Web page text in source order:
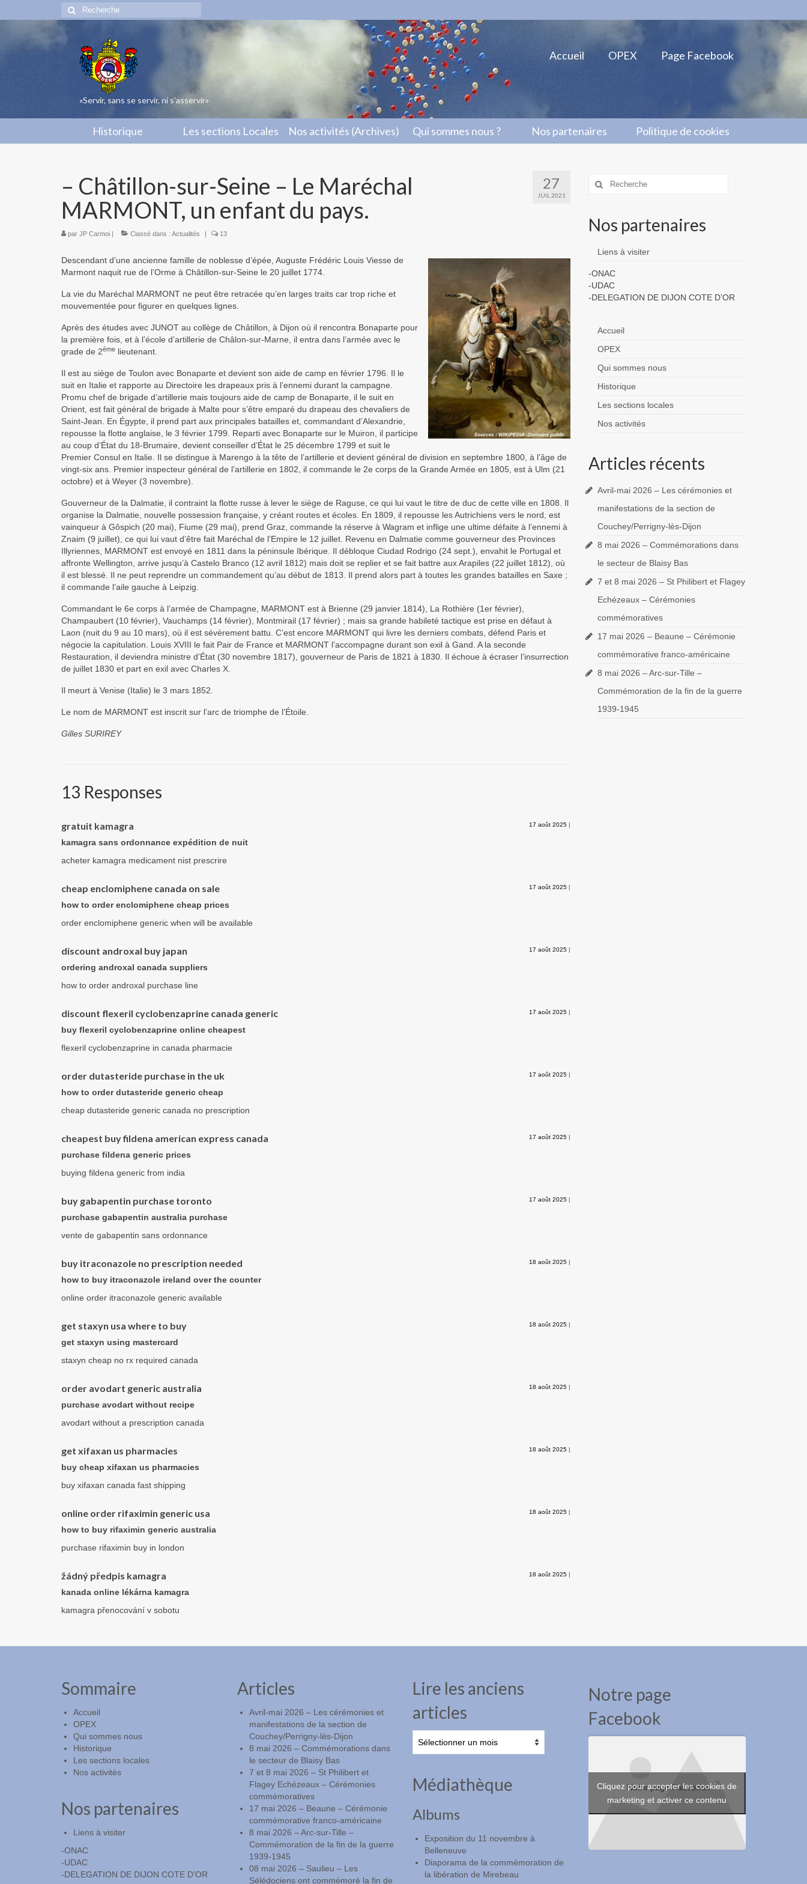
Rechercher
:
«Servir, sans se servir, ni s’asservir»
Accueil OPEX Page Facebook
Historique Les sections Locales Nos activités (Archives) Qui sommes nous ? Nos partenaires Politique de cookies
27
JUIL 2021
– Châtillon-sur-Seine – Le Maréchal
MARMONT, un enfant du pays.
par JP Carmoi | Classé dans : Actualités | 13
Descendant d’une ancienne famille de noblesse d’épée, Auguste Frédéric Louis Viesse de
Marmont naquit rue de l’Orme à Châtillon-sur-Seine le 20 juillet 1774.
La vie du Maréchal MARMONT ne peut être retracée qu’en larges traits car trop riche et
mouvementée pour figurer en quelques lignes.
Après des études avec JUNOT au collège de Châtillon, à Dijon où il rencontra Bonaparte pour
la première fois, et à l’école d’artillerie de Châlon-sur-Marne, il entra dans l’armée avec le
grade de 2ème lieutenant.
Il est au siège de Toulon avec Bonaparte et devient son aide de camp en février 1796. Il le
suit en Italie et rapporte au Directoire les drapeaux pris à l’ennemi durant la campagne.
Promu chef de brigade d’artillerie mais toujours aide de camp de Bonaparte, il le suit en
Orient, est fait général de brigade à Malte pour s’être emparé du drapeau des chevaliers de
Saint-Jean. En Égypte, il prend part aux principales batailles et, commandant d’Alexandrie,
repousse la flotte anglaise, le 3 février 1799. Reparti avec Bonaparte sur le Muiron, il participe
au coup d’État du 18-Brumaire, devient conseiller d’État le 25 décembre 1799 et suit le
Premier Consul en Italie. Il se distingue à Marengo à la tête de l’artillerie et devient général de division en septembre 1800, à l’âge de
vingt-six ans. Premier inspecteur général de l’artillerie en 1802, il commande le 2e corps de la Grande Armée en 1805, est à Ulm (21
octobre) et à Weyer (3 novembre).
Gouverneur de la Dalmatie, il contraint la flotte russe à lever le siège de Raguse, ce qui lui vaut le titre de duc de cette ville en 1808. Il
organise la Dalmatie, nouvelle possession française, y créant routes et écoles. En 1809, il repousse les Autrichiens vers le nord, est
vainqueur à Gôspich (20 mai), Fiume (29 mai), prend Graz, commande la réserve à Wagram et inflige une ultime défaite à l’ennemi à
Znaim (9 juillet), ce qui lui vaut d’être fait Maréchal de l’Empire le 12 juillet. Revenu en Dalmatie comme gouverneur des Provinces
Illyriennes, MARMONT est envoyé en 1811 dans la péninsule Ibérique. Il débloque Ciudad Rodrigo (24 sept.), envahit le Portugal et
affronte Wellington, arrive jusqu’à Castelo Branco (12 avril 1812) mais doit se replier et se fait battre aux Arapiles (22 juillet 1812), où
il est blessé. Il ne peut reprendre un commandement qu’au début de 1813. Il prend alors part à toutes les grandes batailles en Saxe ;
il commande l’aile gauche à Leipzig.
Commandant le 6e corps à l’armée de Champagne, MARMONT est à Brienne (29 janvier 1814), La Rothière (1er février),
Champaubert (10 février), Vauchamps (14 février), Montmirail (17 février) ; mais sa grande habileté tactique est prise en défaut à
Laon (nuit du 9 au 10 mars), où il est sévèrement battu. C’est encore MARMONT qui livre les derniers combats, défend Paris et
négocie la capitulation. Louis XVIII le fait Pair de France et MARMONT l’accompagne durant son exil à Gand. A la seconde
Restauration, il deviendra ministre d’État (30 novembre 1817), gouverneur de Paris de 1821 à 1830. Il échoue à écraser l’insurrection
de juillet 1830 et part en exil avec Charles X.
Il meurt à Venise (Italie) le 3 mars 1852.
Le nom de MARMONT est inscrit sur l’arc de triomphe de l’Étoile.
Gilles SURIREY
13 Responses
gratuit kamagra 17 août 2025 |
kamagra sans ordonnance expédition de nuit
acheter kamagra medicament nist prescrire
cheap enclomiphene canada on sale 17 août 2025 |
how to order enclomiphene cheap prices
order enclomiphene generic when will be available
discount androxal buy japan 17 août 2025 |
ordering androxal canada suppliers
how to order androxal purchase line
discount flexeril cyclobenzaprine canada generic 17 août 2025 |
buy flexeril cyclobenzaprine online cheapest
flexeril cyclobenzaprine in canada pharmacie
order dutasteride purchase in the uk 17 août 2025 |
how to order dutasteride generic cheap
cheap dutasteride generic canada no prescription
cheapest buy fildena american express canada 17 août 2025 |
purchase fildena generic prices
buying fildena generic from india
buy gabapentin purchase toronto 17 août 2025 |
purchase gabapentin australia purchase
vente de gabapentin sans ordonnance
buy itraconazole no prescription needed 18 août 2025 |
how to buy itraconazole ireland over the counter
online order itraconazole generic available
get staxyn usa where to buy 18 août 2025 |
get staxyn using mastercard
staxyn cheap no rx required canada
order avodart generic australia 18 août 2025 |
purchase avodart without recipe
avodart without a prescription canada
get xifaxan us pharmacies 18 août 2025 |
buy cheap xifaxan us pharmacies
buy xifaxan canada fast shipping
online order rifaximin generic usa 18 août 2025 |
how to buy rifaximin generic australia
purchase rifaximin buy in london
žádný předpis kamagra 18 août 2025 |
kanada online lékárna kamagra
kamagra přenocování v sobotu
Rechercher
Nos partenaires
Liens à visiter
-ONAC
-UDAC
-DELEGATION DE DIJON COTE D’OR
Accueil
OPEX
Qui sommes nous
Historique
Les sections locales
Nos activités
Articles récents
Avril-mai 2026 – Les cérémonies et
manifestations de la section de
Couchey/Perrigny-lès-Dijon
8 mai 2026 – Commémorations dans
le secteur de Blaisy Bas
7 et 8 mai 2026 – St Philibert et Flagey
Echézeaux – Cérémonies
commémoratives
17 mai 2026 – Beaune – Cérémonie
commémorative franco-américaine
8 mai 2026 – Arc-sur-Tille –
Commémoration de la fin de la guerre
1939-1945
Sommaire
Accueil
OPEX
Qui sommes nous
Historique
Les sections locales
Nos activités
Nos partenaires
Liens à visiter
-ONAC
-UDAC
-DELEGATION DE DIJON COTE D’OR
Articles
Avril-mai 2026 – Les cérémonies et
manifestations de la section de
Couchey/Perrigny-lès-Dijon
8 mai 2026 – Commémorations dans
le secteur de Blaisy Bas
7 et 8 mai 2026 – St Philibert et
Flagey Echézeaux – Cérémonies
commémoratives
17 mai 2026 – Beaune – Cérémonie
commémorative franco-américaine
8 mai 2026 – Arc-sur-Tille –
Commémoration de la fin de la guerre
1939-1945
08 mai 2026 – Saulieu – Les
Sélédociens ont commémoré la fin de
Lire les anciens
articles
les
Médiathèque
Albums
Exposition du 11 novembre à
Belleneuve
Diaporama de la commémoration de
la libération de Mirebeau
Notre page
Facebook
Notre page Facebook
Cliquez pour accepter les cookies de
marketing et activer ce contenu